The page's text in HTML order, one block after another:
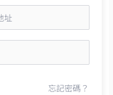
忘記密碼？